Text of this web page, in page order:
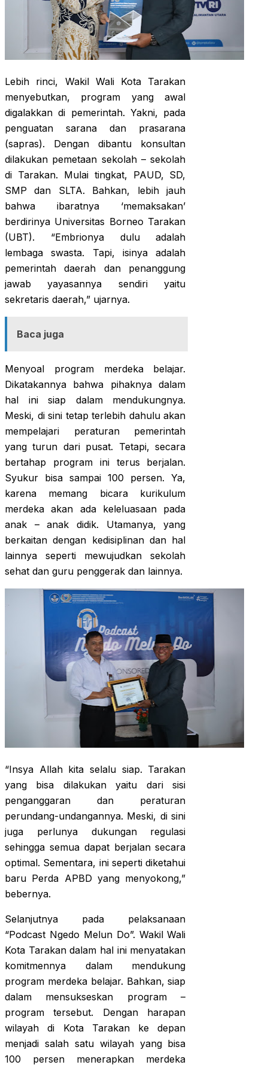
Lebih rinci, Wakil Wali Kota Tarakan
menyebutkan, program yang awal
digalakkan di pemerintah. Yakni, pada
penguatan sarana dan prasarana
(sapras). Dengan dibantu konsultan
dilakukan pemetaan sekolah – sekolah
di Tarakan. Mulai tingkat, PAUD, SD,
SMP dan SLTA. Bahkan, lebih jauh
bahwa ibaratnya ‘memaksakan’
berdirinya Universitas Borneo Tarakan
(UBT). “Embrionya dulu adalah
lembaga swasta. Tapi, isinya adalah
pemerintah daerah dan penanggung
jawab yayasannya sendiri yaitu
sekretaris daerah,” ujarnya.
Baca juga
Menyoal program merdeka belajar.
Dikatakannya bahwa pihaknya dalam
hal ini siap dalam mendukungnya.
Meski, di sini tetap terlebih dahulu akan
mempelajari peraturan pemerintah
yang turun dari pusat. Tetapi, secara
bertahap program ini terus berjalan.
Syukur bisa sampai 100 persen. Ya,
karena memang bicara kurikulum
merdeka akan ada keleluasaan pada
anak – anak didik. Utamanya, yang
berkaitan dengan kedisiplinan dan hal
lainnya seperti mewujudkan sekolah
sehat dan guru penggerak dan lainnya.
“Insya Allah kita selalu siap. Tarakan
yang bisa dilakukan yaitu dari sisi
penganggaran dan peraturan
perundang-undangannya. Meski, di sini
juga perlunya dukungan regulasi
sehingga semua dapat berjalan secara
optimal. Sementara, ini seperti diketahui
baru Perda APBD yang menyokong,”
bebernya.
Selanjutnya pada pelaksanaan
“Podcast Ngedo Melun Do”. Wakil Wali
Kota Tarakan dalam hal ini menyatakan
komitmennya dalam mendukung
program merdeka belajar. Bahkan, siap
dalam mensukseskan program –
program tersebut. Dengan harapan
wilayah di Kota Tarakan ke depan
menjadi salah satu wilayah yang bisa
100 persen menerapkan merdeka